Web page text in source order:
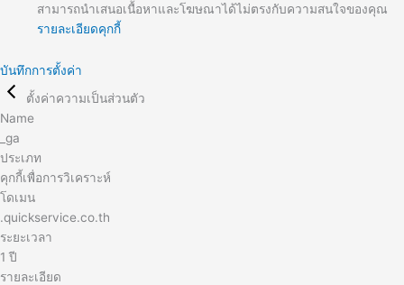
สามารถนำเสนอเนื้อหาและโฆษณาได้ไม่ตรงกับความสนใจของคุณ
รายละเอียดคุกกี้
บันทึกการตั้งค่า
ตั้งค่าความเป็นส่วนตัว
Name
_ga
ประเภท
คุกกี้เพื่อการวิเคราะห์
โดเมน
.quickservice.co.th
ระยะเวลา
1 ปี
รายละเอียด